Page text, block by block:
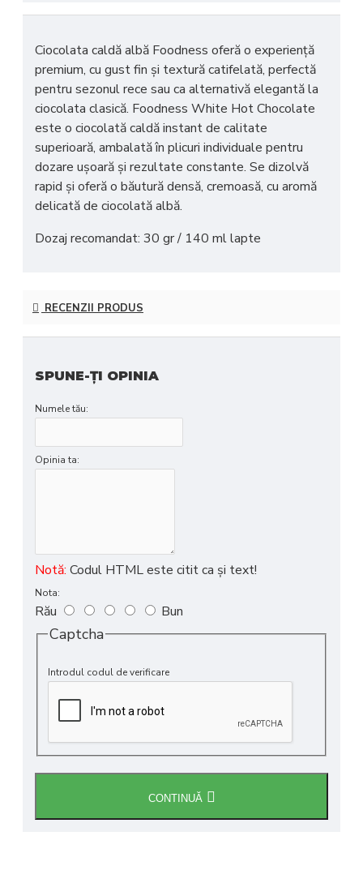
Ciocolata caldă albă Foodness oferă o experiență
premium, cu gust fin și textură catifelată, perfectă
pentru sezonul rece sau ca alternativă elegantă la
ciocolata clasică. Foodness White Hot Chocolate
este o ciocolată caldă instant de calitate
superioară, ambalată în plicuri individuale pentru
dozare ușoară și rezultate constante. Se dizolvă
rapid și oferă o băutură densă, cremoasă, cu aromă
delicată de ciocolată albă.
Dozaj recomandat: 30 gr / 140 ml lapte
RECENZII PRODUS
SPUNE-ŢI OPINIA
Numele tău:
Opinia ta:
Notă: Codul HTML este citit ca şi text!
Nota:
Rău Bun
Captcha
Introdul codul de verificare
CONTINUĂ